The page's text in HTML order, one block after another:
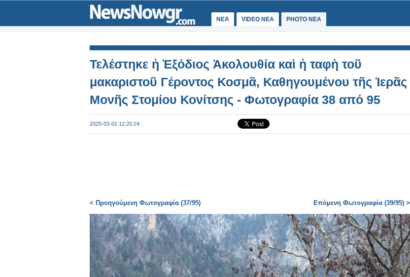
ΝΕΑ VIDEO NEA PHOTO NEA
Τελέστηκε ἡ Ἐξόδιος Ἀκολουθία καὶ ἡ ταφὴ τοῦ
μακαριστοῦ Γέροντος Κοσμᾶ, Καθηγουμένου τῆς Ἱερᾶς
Μονῆς Στομίου Κονίτσης - Φωτογραφία 38 από 95
2025-03-01 12:20:24
< Προηγούμενη Φωτογραφία (37/95) Επόμενη Φωτογραφία (39/95) >